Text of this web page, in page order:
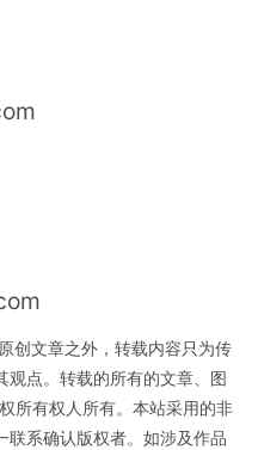
创文章之外，转载内容只为传
观点。转载的所有的文章、图
所有权人所有。本站采用的非
联系确认版权者。如涉及作品